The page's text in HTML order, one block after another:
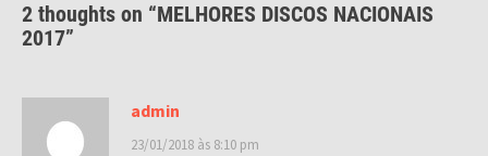
2 thoughts on “MELHORES DISCOS NACIONAIS
2017”
admin
23/01/2018 às 8:10 pm